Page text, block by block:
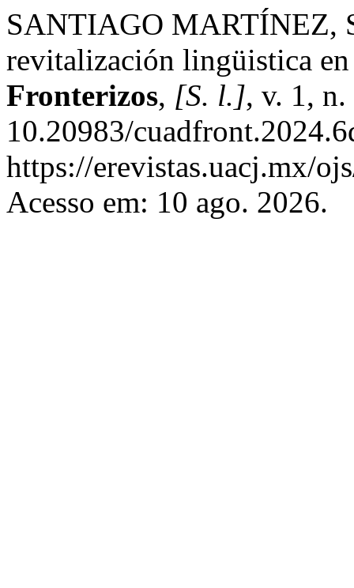
SANTIAGO MARTÍNEZ,
revitalización lingüistica
Fronterizos, [S. l.], v. 1,
10.20983/
https://erevistas.uacj.mx/
Acesso em: 10 ago. 2026.